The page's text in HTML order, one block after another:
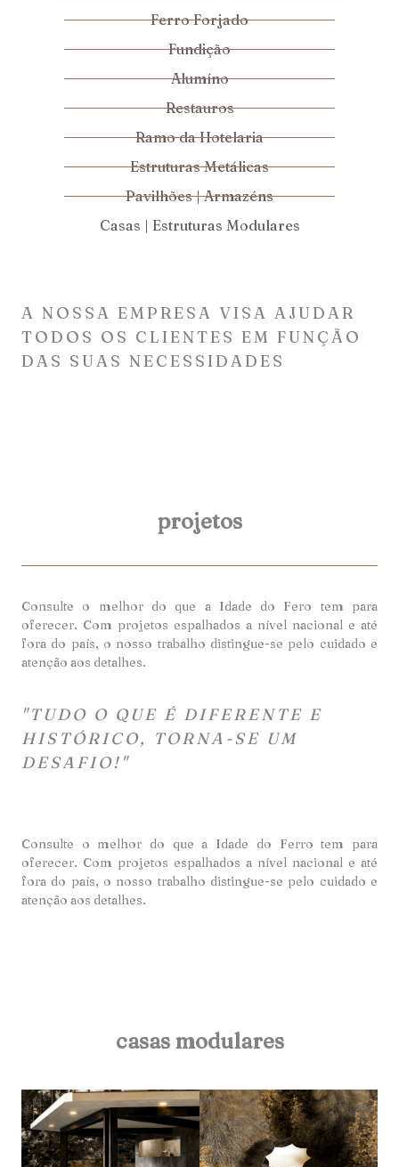
Ferro Forjado
Fundição
Alumíno
Restauros
Ramo da Hotelaria
Estruturas Metálicas
Pavilhões | Armazéns
Casas | Estruturas Modulares
A NOSSA EMPRESA VISA AJUDAR
TODOS OS CLIENTES EM FUNÇÃO
DAS SUAS NECESSIDADES
Consulte o melhor do que a Idade do Ferro tem para
oferecer. Com projetos espalhados a nível nacional e até
fora do país, o nosso trabalho distingue-se pelo cuidado e
atenção aos detalhes.
projetos
Consulte o melhor do que a Idade do Fero tem para
oferecer. Com projetos espalhados a nível nacional e até
fora do país, o nosso trabalho distingue-se pelo cuidado e
atenção aos detalhes.
"TUDO O QUE É DIFERENTE E
HISTÓRICO, TORNA-SE UM
DESAFIO!"
casas modulares